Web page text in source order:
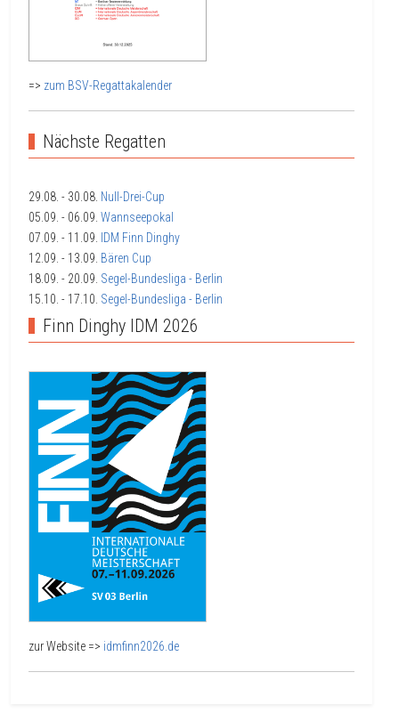
=> zum BSV-Regattakalender
Nächste Regatten
29.08. - 30.08. Null-Drei-Cup
05.09. - 06.09. Wannseepokal
07.09. - 11.09. IDM Finn Dinghy
12.09. - 13.09. Bären Cup
18.09. - 20.09. Segel-Bundesliga - Berlin
15.10. - 17.10. Segel-Bundesliga - Berlin
Finn Dinghy IDM 2026
zur Website => idmfinn2026.de